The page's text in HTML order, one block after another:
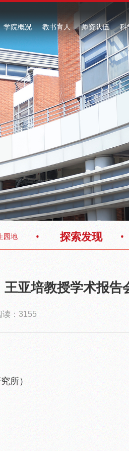
学院概况 教书育人 师资队伍 科
园地 探索发现
亚培教授学术报告
：3155
所）